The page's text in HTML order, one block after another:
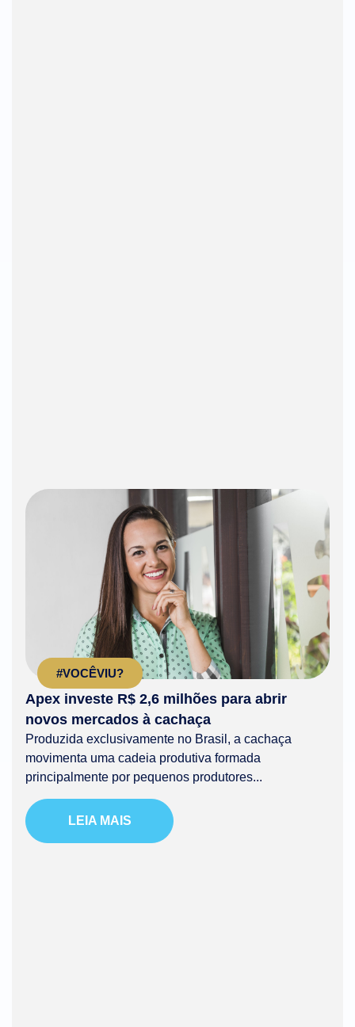
#VOCÊVIU?
Apex investe R$ 2,6 milhões para abrir
novos mercados à cachaça
Produzida exclusivamente no Brasil, a cachaça
movimenta uma cadeia produtiva formada
principalmente por pequenos produtores...
LEIA MAIS